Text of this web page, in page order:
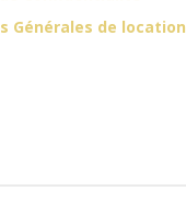
Générales de location